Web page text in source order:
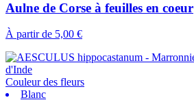
Aulne de Corse à feuilles en coeur
À partir de 5,00 €
Couleur des fleurs
Blanc